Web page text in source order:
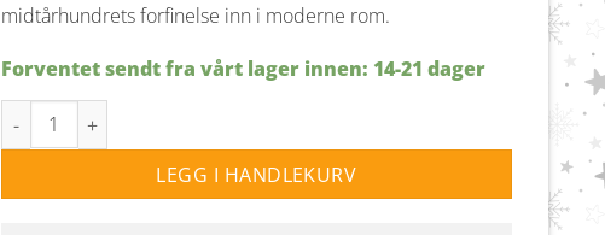
midtårhundrets forfinelse inn i moderne rom.
Forventet sendt fra vårt lager innen: 14-21 dager
Dahl vegglampe e27 - Svart antall
LEGG I HANDLEKURV